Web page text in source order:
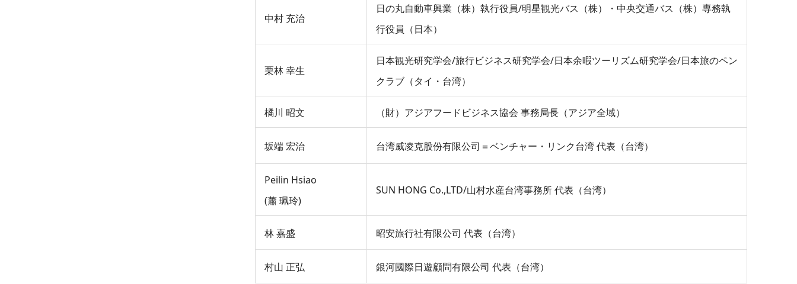
中村 充治
日の丸自動車興業（株）執行役員/明星観光バス（株）・中央交通バス（株）専務執
行役員（日本）
栗林 幸生
日本観光研究学会/旅行ビジネス研究学会/日本余暇ツーリズム研究学会/日本旅のペン
クラブ（タイ・台湾）
橘川 昭文 （財）アジアフードビジネス協会 事務局長（アジア全域）
坂端 宏治 台湾威凌克股份有限公司＝ベンチャー・リンク台湾 代表（台湾）
Peilin Hsiao
(蕭 珮玲)
SUN HONG Co.,LTD/山村水産台湾事務所 代表（台湾）
林 嘉盛 昭安旅行社有限公司 代表（台湾）
村山 正弘 銀河國際日遊顧問有限公司 代表（台湾）